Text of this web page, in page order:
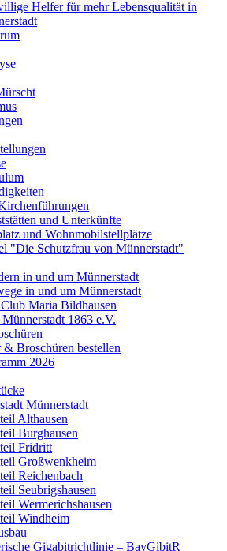
Helfer für mehr Lebensqualität in
und Unterkünfte
und Wohnmobilstellplätze
"Die Schutzfrau von Münnerstadt"
in und um Münnerstadt
in und um Münnerstadt
Maria Bildhausen
1863 e.V.
& Broschüren bestellen
2026
Münnerstadt
Althausen
Burghausen
Fridritt
Großwenkheim
Reichenbach
Seubrigshausen
Wermerichshausen
Windheim
Gigabitrichtlinie – BayGibitR